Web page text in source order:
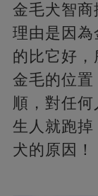
金毛犬智
理由是因
的比它好
金毛的位置
順，對任
生人就跑
犬的原因！